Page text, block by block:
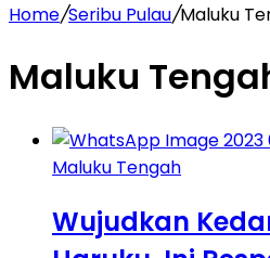
Home/Seribu Pulau/Maluku
Maluku
Maluku Tengah
Wujudkan